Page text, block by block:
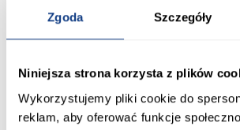
Zgoda Szczegóły
Niniejsza strona korzysta z plików
Wykorzystujemy pliki cookie do
reklam, aby oferować funkcje
Stelaż w komplecie:
Bez stelaża